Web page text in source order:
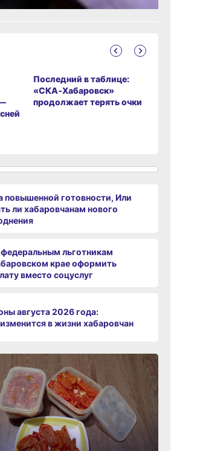
Последний в таблице:
«СКА‑Хабаровск»
продолжает терять очки
повышенной готовности, Или
ли хабаровчанам нового
льготникам
крае оформить
вместо соцуслуг
августа 2026 года:
в жизни хабаровчан